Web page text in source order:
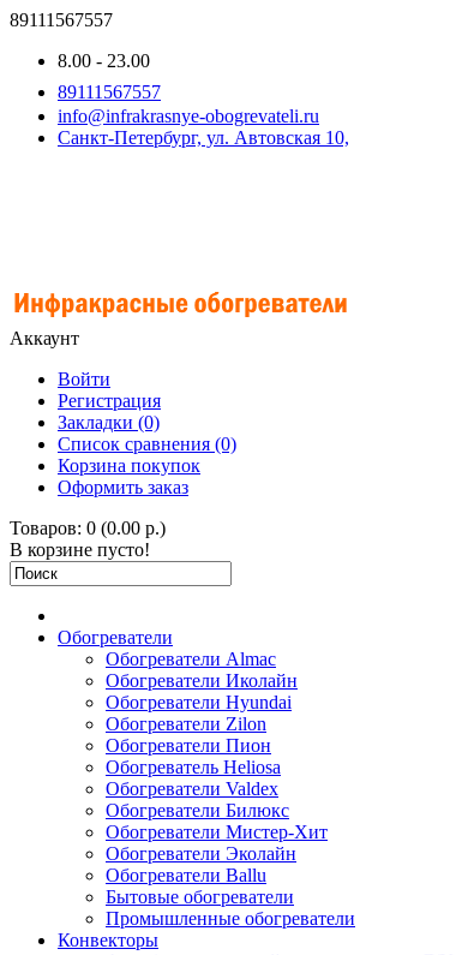
89111567557
8.00 - 23.00
89111567557
info@infrakrasnye-obogrevateli.ru
Санкт-Петербург, ул. Автовская 10,
Аккаунт
Войти
Регистрация
Закладки (0)
Список сравнения (0)
Корзина покупок
Оформить заказ
Товаров: 0 (0.00 р.)
В корзине пусто!
Обогреватели
Обогреватели Almac
Обогреватели Иколайн
Обогреватели Hyundai
Обогреватели Zilon
Обогреватели Пион
Обогреватель Heliosa
Обогреватели Valdex
Обогреватели Билюкс
Обогреватели Мистер-Хит
Обогреватели Эколайн
Обогреватели Ballu
Бытовые обогреватели
Промышленные обогреватели
Конвекторы